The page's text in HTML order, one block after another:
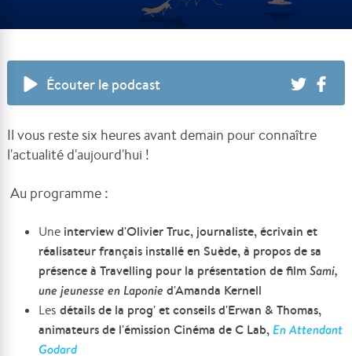
Écouter le podcast
Il vous reste six heures avant demain pour connaître
l'actualité d'aujourd'hui !
Au programme :
Une interview d'Olivier Truc, journaliste, écrivain et
réalisateur français installé en Suède, à propos de sa
présence à Travelling pour la présentation de filmSami,
une jeunesse en Laponie d'Amanda Kernell
Lesdétails de la prog' et conseilsd'Erwan & Thomas,
animateurs de l'émission Cinéma de C Lab, En Attendant
Godard